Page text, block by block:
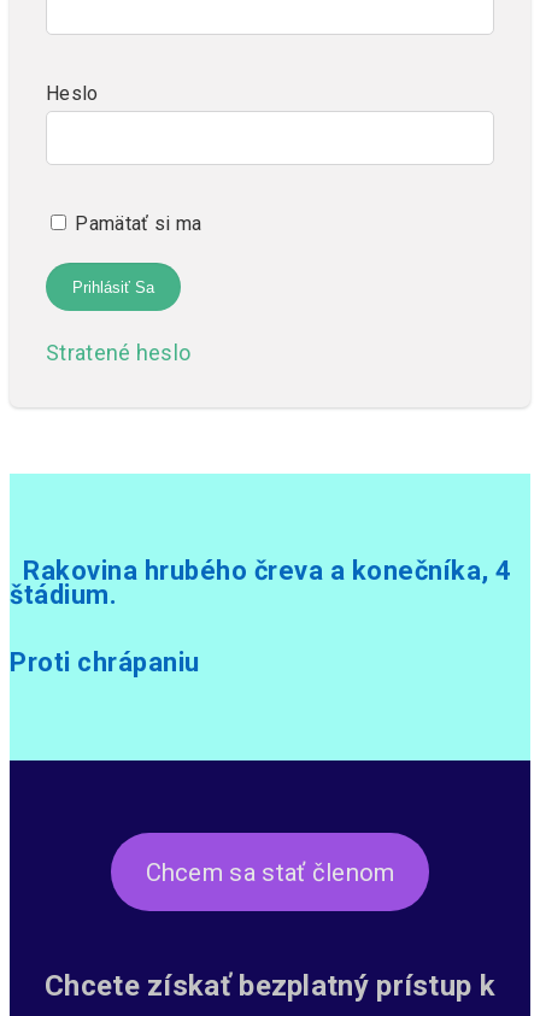
Heslo
Pamätať si ma
Stratené heslo
Rakovina hrubého čreva a konečníka, 4
štádium.
Proti chrápaniu
Chcem sa stať členom
Chcete získať bezplatný prístup k